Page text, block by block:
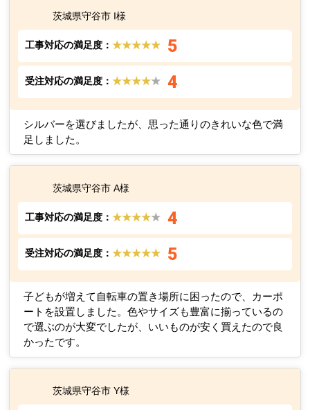
茨城県守谷市 I様
工事対応の満足度：★★★★★ 5
受注対応の満足度：★★★★★ 4
シルバーを選びましたが、思った通りのきれいな色で満
足しました。
茨城県守谷市 A様
工事対応の満足度：★★★★★ 4
受注対応の満足度：★★★★★ 5
子どもが増えて自転車の置き場所に困ったので、カーポ
ートを設置しました。色やサイズも豊富に揃っているの
で選ぶのが大変でしたが、いいものが安く買えたので良
かったです。
茨城県守谷市 Y様